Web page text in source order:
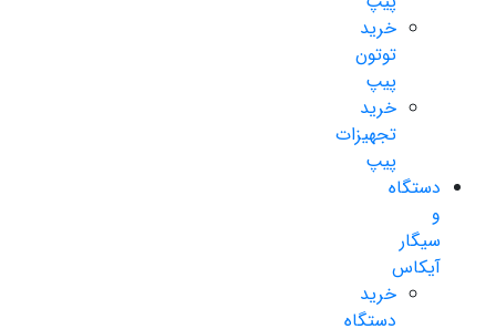
خرید
توتون
پیپ
خرید
تجهیزات
پیپ
دستگاه
و
سیگار
آیکاس
خرید
دستگاه